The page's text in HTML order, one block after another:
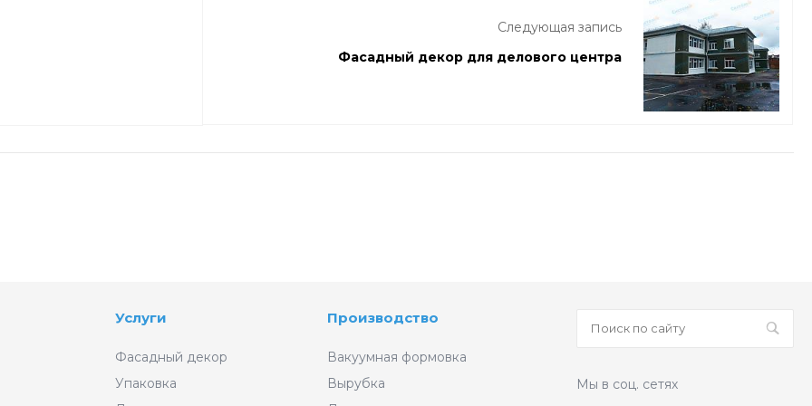
Следующая запись
Фасадный декор для делового центра
Услуги
Фасадный декор
Упаковка
Производство
Вакуумная формовка
Вырубка
Мы в соц. сетях